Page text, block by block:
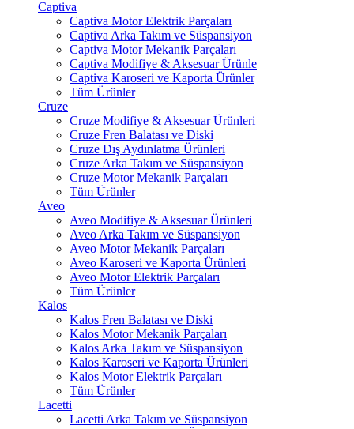
Captiva
Captiva Motor Elektrik Parçaları
Captiva Arka Takım ve Süspansiyon
Captiva Motor Mekanik Parçaları
Captiva Modifiye & Aksesuar Ürünle
Captiva Karoseri ve Kaporta Ürünler
Tüm Ürünler
Cruze
Cruze Modifiye & Aksesuar Ürünleri
Cruze Fren Balatası ve Diski
Cruze Dış Aydınlatma Ürünleri
Cruze Arka Takım ve Süspansiyon
Cruze Motor Mekanik Parçaları
Tüm Ürünler
Aveo
Aveo Modifiye & Aksesuar Ürünleri
Aveo Arka Takım ve Süspansiyon
Aveo Motor Mekanik Parçaları
Aveo Karoseri ve Kaporta Ürünleri
Aveo Motor Elektrik Parçaları
Tüm Ürünler
Kalos
Kalos Fren Balatası ve Diski
Kalos Motor Mekanik Parçaları
Kalos Arka Takım ve Süspansiyon
Kalos Karoseri ve Kaporta Ürünleri
Kalos Motor Elektrik Parçaları
Tüm Ürünler
Lacetti
Lacetti Arka Takım ve Süspansiyon